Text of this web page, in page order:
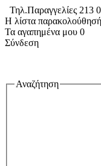
Τηλ.Παραγγελίες 213
Η λίστα
Τα αγαπημένα μου 0
Σύνδεση
Αναζήτηση